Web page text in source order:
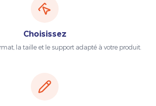
Choisissez
la taille et le support adapté à votre produit.